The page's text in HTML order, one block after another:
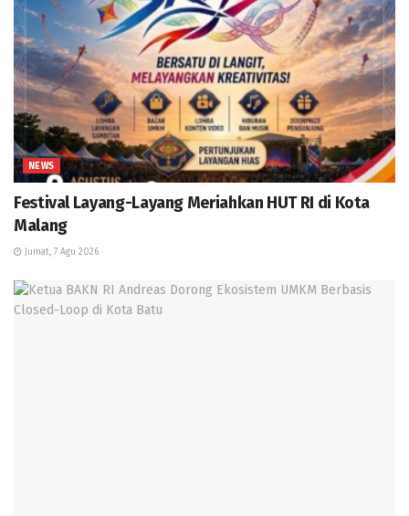
NEWS
Festival Layang-Layang Meriahkan HUT RI di Kota
Malang
Jumat, 7 Agu 2026